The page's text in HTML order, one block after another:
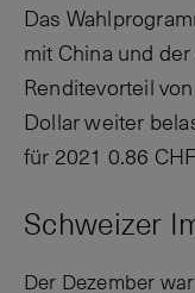
Das
mit China und
Renditevorteil
Dollar weiter
für 2021 0.86
Schweizer
Der Dezember